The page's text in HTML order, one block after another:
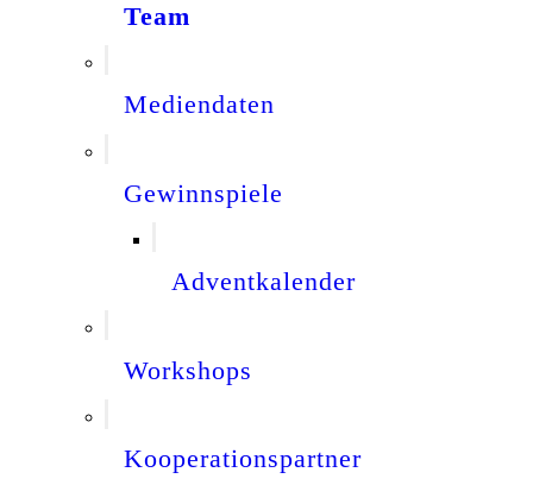
Team
Mediendaten
Gewinnspiele
Adventkalender
Workshops
Kooperationspartner